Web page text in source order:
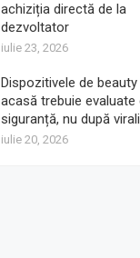
achiziția directă de la
dezvoltator
iulie 23, 2026
Dispozitivele de
acasă trebuie evaluate
siguranță, nu după
iulie 20, 2026